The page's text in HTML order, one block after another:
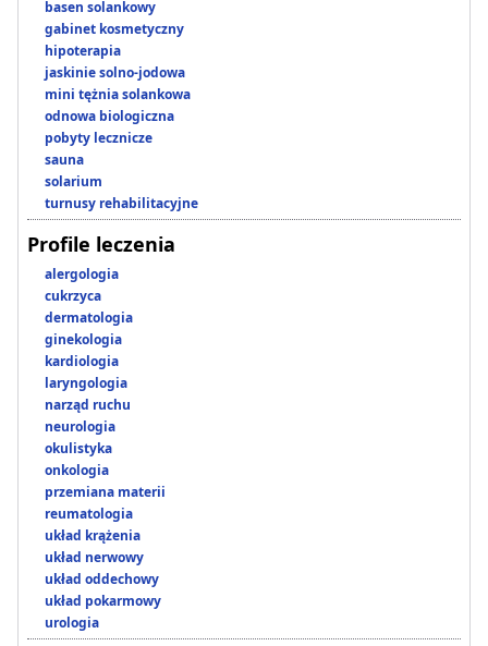
basen solankowy
gabinet kosmetyczny
hipoterapia
jaskinie solno-jodowa
mini tężnia solankowa
odnowa biologiczna
pobyty lecznicze
sauna
solarium
turnusy rehabilitacyjne
Profile leczenia
alergologia
cukrzyca
dermatologia
ginekologia
kardiologia
laryngologia
narząd ruchu
neurologia
okulistyka
onkologia
przemiana materii
reumatologia
układ krążenia
układ nerwowy
układ oddechowy
układ pokarmowy
urologia